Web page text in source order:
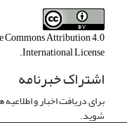
Commons Attribution 4.0
International License
.
اشتراک خبرنامه
برای دریافت اخبار و
شوید.